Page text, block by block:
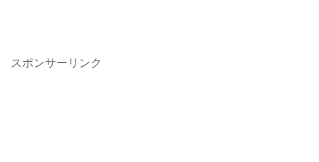
スポンサーリンク